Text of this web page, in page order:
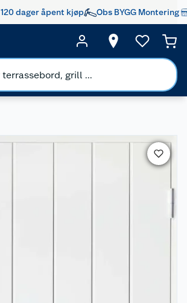
120 dager åpent kjøp Obs BYGG Montering